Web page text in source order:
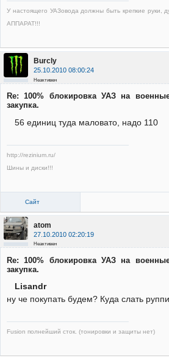
У настоящего УАЗовода должны быть крепкие
АППАРАТ!!!
Burcly
25.10.2010 08:00:24
Неактивен
Re: 100% блокировка УАЗ на
закупка.
56 единиц туда маловато, надо 110
http://rezinium.ru/
Шины и диски!!!
Сайт
atom
27.10.2010 02:20:19
Неактивен
Re: 100% блокировка УАЗ на
закупка.
Lisandr
ну че покупать будем? Куда слать
Fusion полнейший сток. (тонировки и защиты нет)